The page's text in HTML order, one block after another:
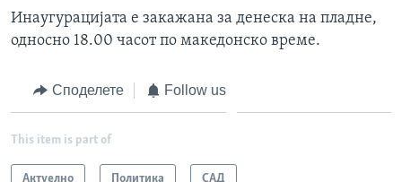
Инаугурацијата е закажана за денеска на пладне,
односно 18.00 часот по македонско време.
Споделете Follow us
This item is part of
Актуелно Политика САД